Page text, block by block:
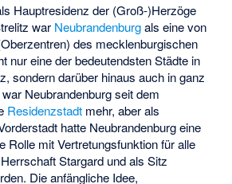
Hauptresidenz der (Groß-)Herzöge
war Neubrandenburgals eine von
des mecklenburgischen
nur eine der bedeutendsten Städte in
sondern darüber hinaus auch in ganz
Neubrandenburg seit dem
Residenzstadt mehr, aber als
hatte Neubrandenburg eine
Rolle mit Vertretungsfunktion für alle
Stargard und als Sitz
Die anfängliche Idee,